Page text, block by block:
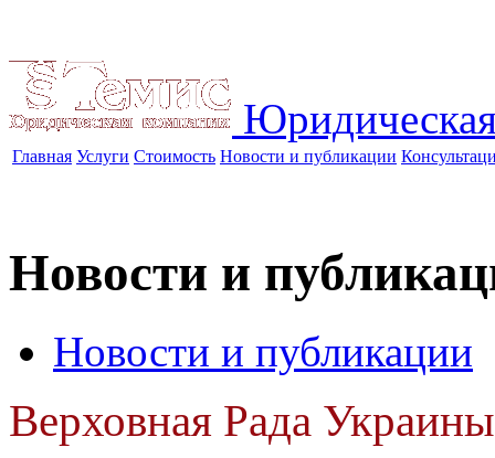
Главная Услуги Стоимость Новости и публикации
Новости и
Новости и публикации
Верховная Рада